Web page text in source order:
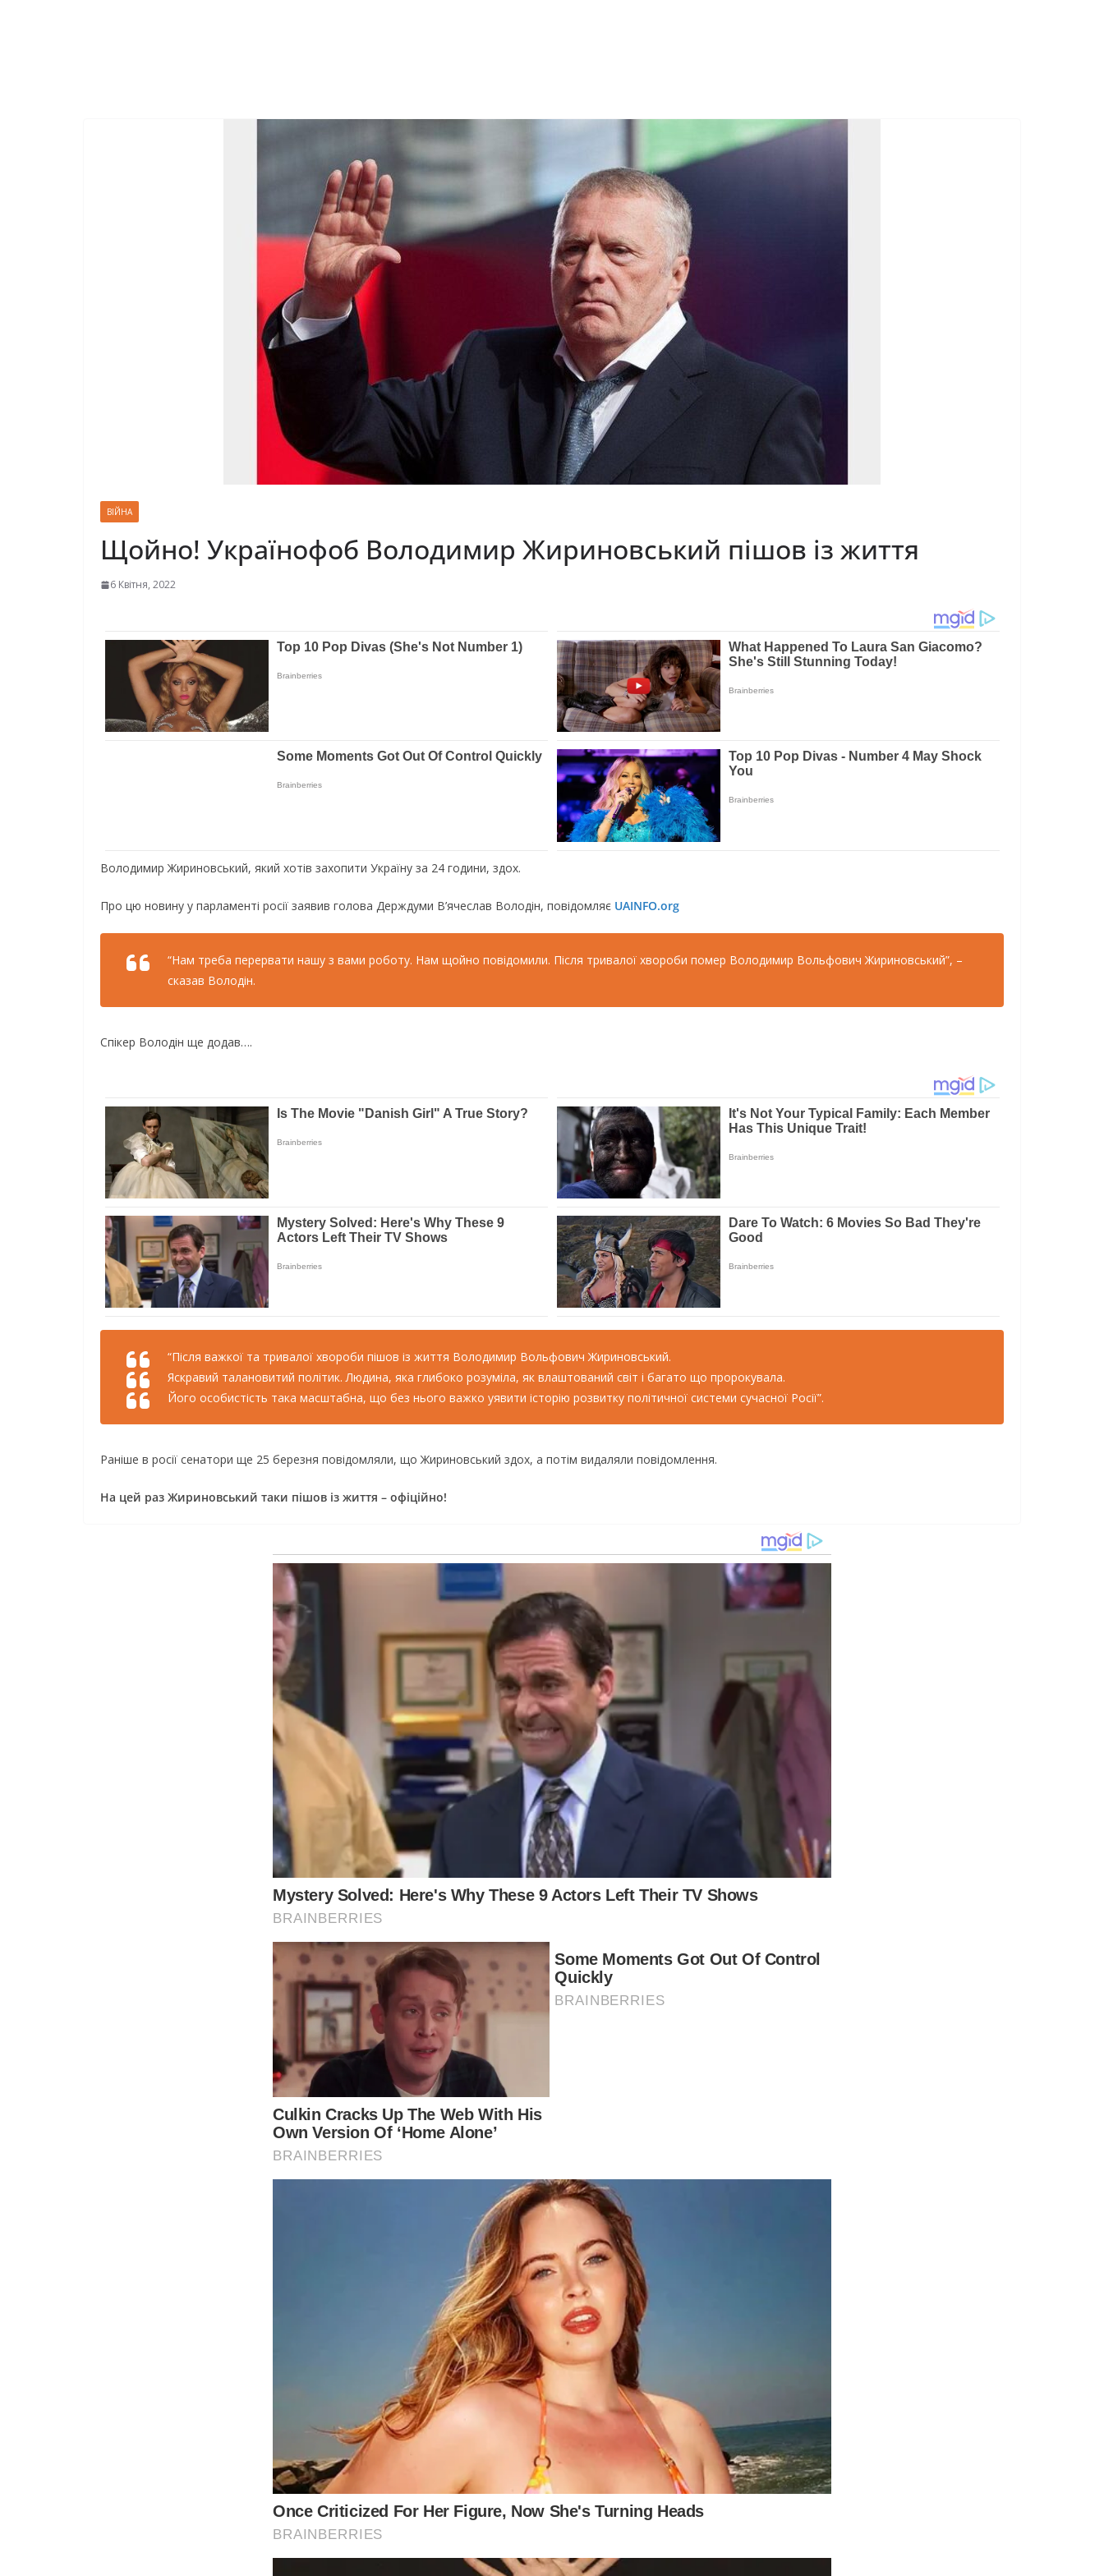
ВІЙНА
Щойно! Українофоб Володимир Жириновський пішов із життя
6 Квітня, 2022
Володимир Жириновський, який хотів захопити Україну за 24 години, здох.
Про цю новину у парламенті росії заявив голова Держдуми В’ячеслав Володін, повідомляє UAINFO.org
“Нам треба перервати нашу з вами роботу. Нам щойно повідомили. Після тривалої хвороби помер Володимир Вольфович Жириновський”, –
сказав Володін.
Спікер Володін ще додав….
“Після важкої та тривалої хвороби пішов із життя Володимир Вольфович Жириновський.
Яскравий талановитий політик. Людина, яка глибоко розуміла, як влаштований світ і багато що пророкувала.
Його особистість така масштабна, що без нього важко уявити історію розвитку політичної системи сучасної Росії”.
Раніше в росії сенатори ще 25 березня повідомляли, що Жириновський здох, а потім видаляли повідомлення.
На цей раз Жириновський таки пішов із життя – офіційно!